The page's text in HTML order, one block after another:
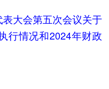
大会第五次会议关于
行情况和2024年财政